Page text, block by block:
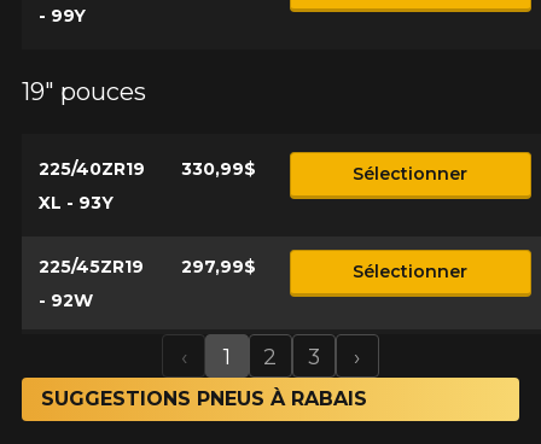
- 99Y
19" pouces
225/40ZR19
XL - 93Y
330,99$ Sélectionner
225/45ZR19
- 92W
297,99$ Sélectionner
Previous
‹ 1 2 3 Next
›
SUGGESTIONS PNEUS À RABAIS